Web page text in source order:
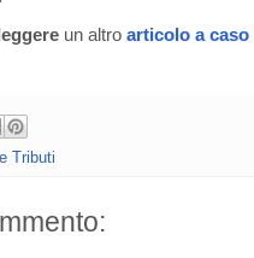
leggere un altro articolo a caso
Tributi